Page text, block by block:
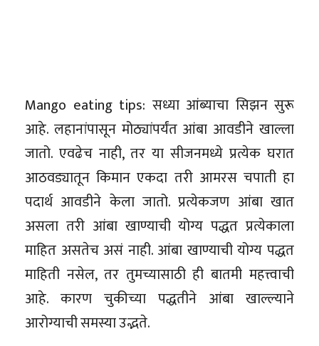
Mango eating tips: सध्या आंब्याचा सिझन सुरू
आहे. लहानांपासून मोठ्यांपर्यंत आंबा आवडीने खाल्ला
जातो. एवढेच नाही, तर या सीजनमध्ये प्रत्येक घरात
आठवड्यातून किमान एकदा तरी आमरस चपाती हा
पदार्थ आवडीने केला जातो. प्रत्येकजण आंबा खात
असला तरी आंबा खाण्याची योग्य पद्धत प्रत्येकाला
माहित असतेच असं नाही. आंबा खाण्याची योग्य पद्धत
माहिती नसेल, तर तुमच्यासाठी ही बातमी महत्त्वाची
आहे. कारण चुकीच्या पद्धतीने आंबा खाल्ल्याने
आरोग्याची समस्या उद्भते.